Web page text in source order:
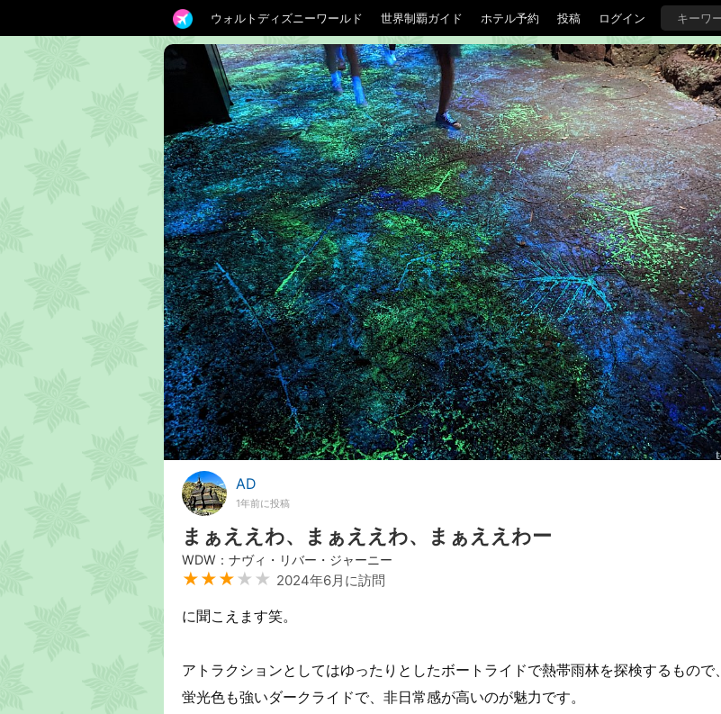
ウォルトディズニーワールド 世界制覇ガイド ホテル予約 投稿 ログイン
AD
1年前に投稿
まぁええわ、まぁええわ、まぁええわー
WDW：ナヴィ・リバー・ジャーニー
★★★ ★★ 2024年6月に訪問
に聞こえます笑。
アトラクションとしてはゆったりとしたボートライドで熱帯雨林を探検するもので、
蛍光色も強いダークライドで、非日常感が高いのが魅力です。